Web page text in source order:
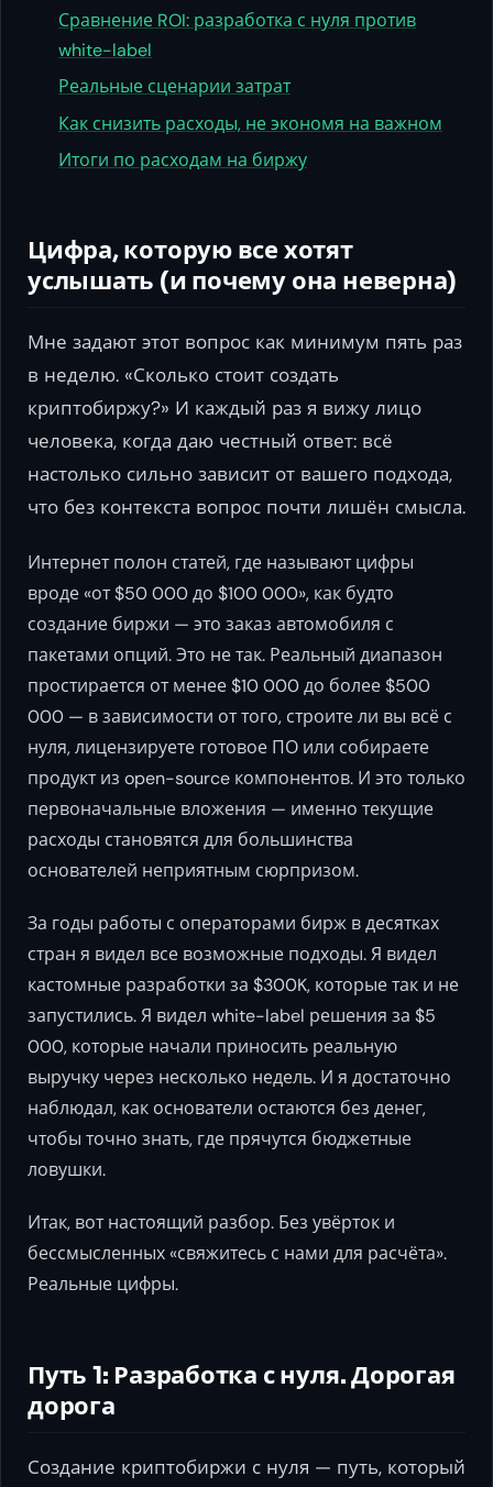
Сравнение ROI: разработка с нуля против
white-label
Реальные сценарии затрат
Как снизить расходы, не экономя на важном
Итоги по расходам на биржу
Цифра, которую все хотят
услышать (и почему она неверна)
Мне задают этот вопрос как минимум пять раз
в неделю. «Сколько стоит создать
криптобиржу?» И каждый раз я вижу лицо
человека, когда даю честный ответ: всё
настолько сильно зависит от вашего подхода,
что без контекста вопрос почти лишён смысла.
Интернет полон статей, где называют цифры
вроде «от $50 000 до $100 000», как будто
создание биржи — это заказ автомобиля с
пакетами опций. Это не так. Реальный диапазон
простирается от менее $10 000 до более $500
000 — в зависимости от того, строите ли вы всё с
нуля, лицензируете готовое ПО или собираете
продукт из open-source компонентов. И это только
первоначальные вложения — именно текущие
расходы становятся для большинства
основателей неприятным сюрпризом.
За годы работы с операторами бирж в десятках
стран я видел все возможные подходы. Я видел
кастомные разработки за $300K, которые так и не
запустились. Я видел white-label решения за $5
000, которые начали приносить реальную
выручку через несколько недель. И я достаточно
наблюдал, как основатели остаются без денег,
чтобы точно знать, где прячутся бюджетные
ловушки.
Итак, вот настоящий разбор. Без увёрток и
бессмысленных «свяжитесь с нами для расчёта».
Реальные цифры.
Путь 1: Разработка с нуля. Дорогая
дорога
Создание криптобиржи с нуля — путь, который